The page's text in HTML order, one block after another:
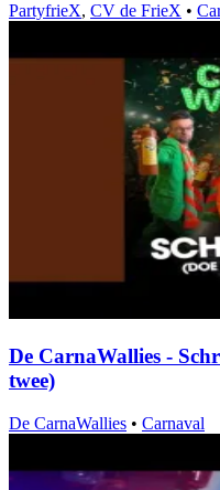
PartyfrieX, CV de FrieX •
De CarnaWallies -
twee)
De CarnaWallies • Carnaval